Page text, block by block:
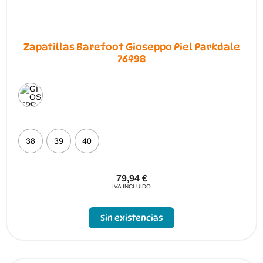
Zapatillas Barefoot Gioseppo Piel Parkdale
76498
38 39 40
79,94 €
IVA INCLUIDO
Sin existencias